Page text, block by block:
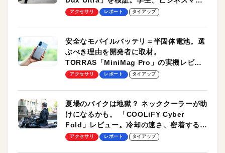
のモバイルユースに最適！
アクセサリ レポート タイアップ
安全なモバイルバッテリ＝半固体電池。選
ぶべき理由を開発者に取材。
TORRAS「MiniMag Pro」の実機レビュ
ーも
アクセサリ レポート タイアップ
夏場のバイクは地獄？ ネッククーラーが助
けになるかも。 「COOLiFY Cyber
Fold」レビュー。冷却の速さ、密着する冷
却プレート、シンプルな操作性がグッド！
アクセサリ レポート タイアップ